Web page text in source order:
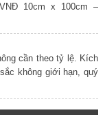
10cm x 100cm –
cần theo tỷ lệ. Kích
không giới hạn, quý